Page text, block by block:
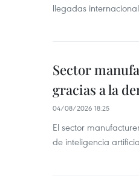
llegadas
Sector
gracias a la
04/08/2026 18:25
El sector
de inteligencia